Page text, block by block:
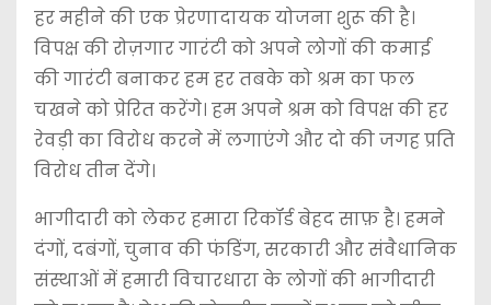
हर महीने की एक प्रेरणादायक योजना शुरू की है।
विपक्ष की रोज़गार गारंटी को अपने लोगों की कमाई
की गारंटी बनाकर हम हर तबके को श्रम का फल
चखने को प्रेरित करेंगे। हम अपने श्रम को विपक्ष की हर
रेवड़ी का विरोध करने में लगाएंगे और दो की जगह प्रति
विरोध तीन देंगे।
भागीदारी को लेकर हमारा रिकॉर्ड बेहद साफ़ है। हमने
दंगों, दबंगों, चुनाव की फंडिंग, सरकारी और संवैधानिक
संस्थाओं में हमारी विचारधारा के लोगों की भागीदारी